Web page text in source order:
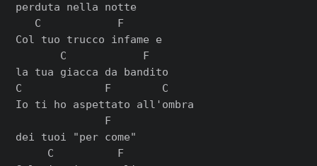
perduta nella notte
   C            F
Col tuo trucco infame e
       C            F
la tua giacca da bandito
C             F        C
Io ti ho aspettato all'ombra
              F
dei tuoi "per come"
     C          F